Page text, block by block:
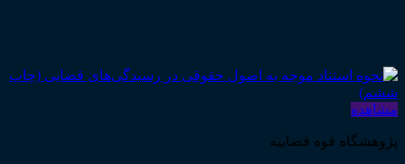
مشاهده
پژوهشگاه قوه قضاییه